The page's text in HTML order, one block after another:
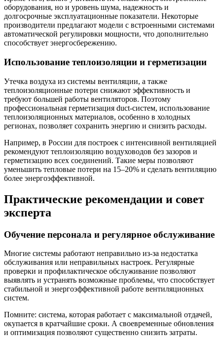
оборудования, но и уровень шума, надежность и
долгосрочные эксплуатационные показатели. Некоторые
производители предлагают модели с встроенными системами
автоматической регулировки мощности, что дополнительно
способствует энергосбережению.
Использование теплоизоляции и герметизации
Утечка воздуха из системы вентиляции, а также
теплоизоляционные потери снижают эффективность и
требуют большей работы вентиляторов. Поэтому
профессиональная герметизация duct-систем, использование
теплоизоляционных материалов, особенно в холодных
регионах, позволяет сохранить энергию и снизить расходы.
Например, в России для построек с интенсивной вентиляцией
рекомендуют теплоизоляцию воздуховодов без зазоров и
герметизацию всех соединений. Такие меры позволяют
уменьшить тепловые потери на 15–20% и сделать вентиляцию
более энергоэффективной.
Практические рекомендации и совет
эксперта
Обучение персонала и регулярное обслуживание
Многие системы работают неправильно из-за недостатка
обслуживания или неправильных настроек. Регулярные
проверки и профилактическое обслуживание позволяют
выявлять и устранять возможные проблемы, что способствует
стабильной и энергоэффективной работе вентиляционных
систем.
Помните: система, которая работает с максимальной отдачей,
окупается в кратчайшие сроки. А своевременные обновления
и оптимизация позволяют существенно снизить затраты.